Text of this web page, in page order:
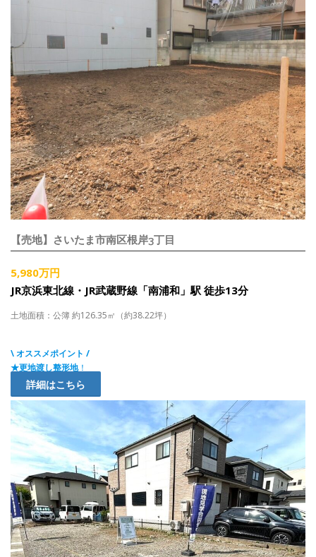
【売地】さいたま市南区根岸3丁目
5,980万円
JR京浜東北線・JR武蔵野線「南浦和」駅 徒歩13分
土地面積：公簿 約126.35㎡（約38.22坪）
\ オススメポイント /
★更地渡し整形地！
詳細はこちら